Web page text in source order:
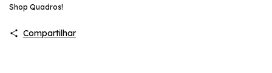
Shop Quadros!
Compartilhar